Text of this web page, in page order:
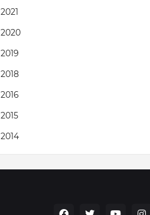
2021
2020
2019
2018
2016
2015
2014